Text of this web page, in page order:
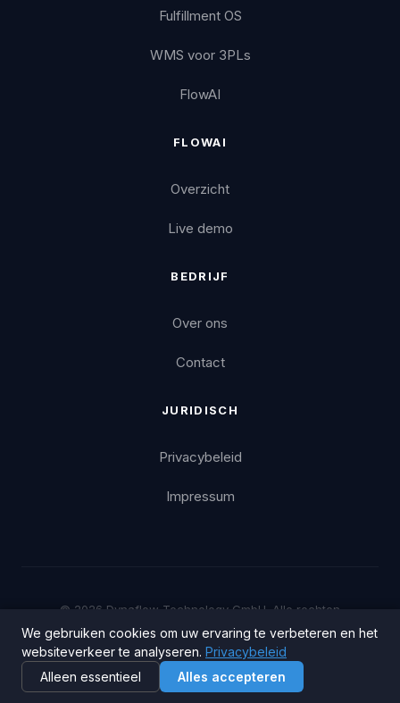
Fulfillment OS
WMS voor 3PLs
FlowAI
FLOWAI
Overzicht
Live demo
BEDRIJF
Over ons
Contact
JURIDISCH
Privacybeleid
Impressum
© 2026 Dynaflow Technology GmbH. Alle rechten
voorbehouden.
Cookie-instellingen
Privacybeleid Impressum
We gebruiken cookies om uw ervaring te verbeteren en het
websiteverkeer te analyseren. Privacybeleid
Alleen essentieel
Alles accepteren